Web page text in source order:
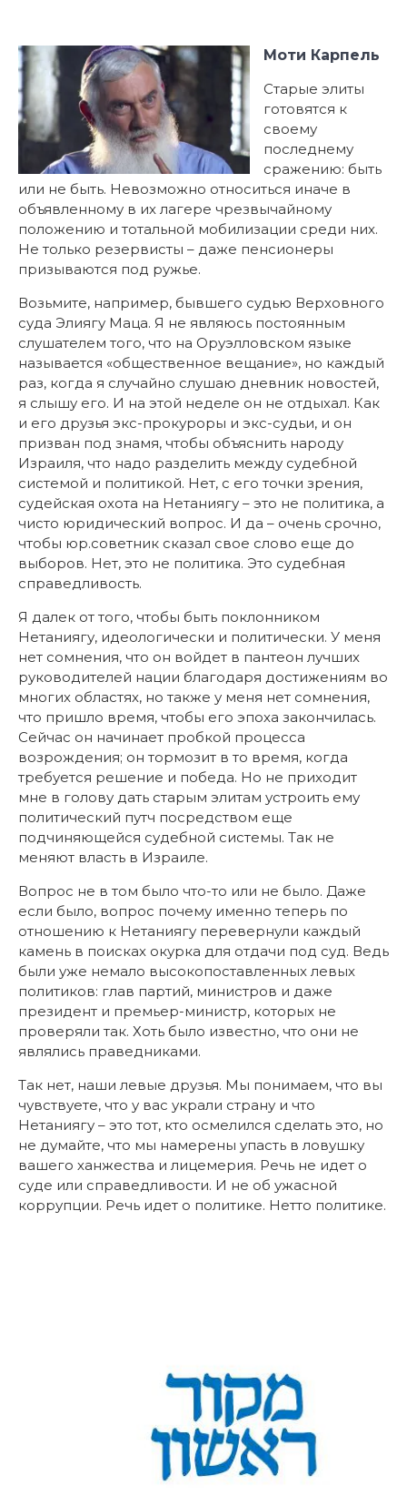
Моти Карпель
Старые элиты
готовятся к
своему
последнему
сражению: быть
или не быть. Невозможно относиться иначе в
объявленному в их лагере чрезвычайному
положению и тотальной мобилизации среди них.
Не только резервисты – даже пенсионеры
призываются под ружье.
Возьмите, например, бывшего судью Верховного
суда Элиягу Маца. Я не являюсь постоянным
слушателем того, что на Oруэлловском языке
называется «общественное вещание», но каждый
раз, когда я случайно слушаю дневник новостей,
я слышу его. И на этой неделе он не отдыхал. Как
и его друзья экс-прокуроры и экс-судьи, и он
призван под знамя, чтобы объяснить народу
Израиля, что надо разделить между судебной
системой и политикой. Нет, с его точки зрения,
судейская охота на Нетаниягу – это не политика, а
чисто юридический вопрос. И да – очень срочно,
чтобы юр.советник сказал свое слово еще до
выборов. Нет, это не политика. Это судебная
справедливость.
Я далек от того, чтобы быть поклонником
Нетаниягу, идеологически и политически. У меня
нет сомнения, что он войдет в пантеон лучших
руководителей нации благодаря достижениям во
многих областях, но также у меня нет сомнения,
что пришло время, чтобы его эпоха закончилась.
Сейчас он начинает пробкой процесса
возрождения; он тормозит в то время, когда
требуется решение и победа. Но не приходит
мне в голову дать старым элитам устроить ему
политический путч посредством еще
подчиняющейся судебной системы. Так не
меняют власть в Израиле.
Вопрос не в том было что-то или не было. Даже
если было, вопрос почему именно теперь по
отношению к Нетаниягу перевернули каждый
камень в поисках окурка для отдачи под суд. Ведь
были уже немало высокопоставленных левых
политиков: глав партий, министров и даже
президент и премьер-министр, которых не
проверяли так. Хоть было известно, что они не
являлись праведниками.
Так нет, наши левые друзья. Мы понимаем, что вы
чувствуете, что у вас украли страну и что
Нетаниягу – это тот, кто осмелился сделать это, но
не думайте, что мы намерены упасть в ловушку
вашего ханжества и лицемерия. Речь не идет о
суде или справедливости. И не об ужасной
коррупции. Речь идет о политике. Нетто политике.